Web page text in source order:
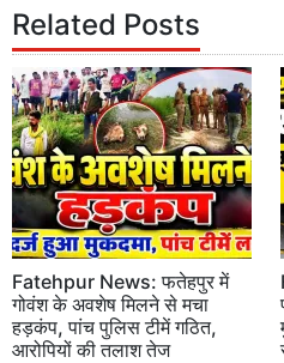
Related Posts
Fatehpur News: फतेहपुर में
गोवंश के अवशेष मिलने से मचा
हड़कंप, पांच पुलिस टीमें गठित,
आरोपियों की तलाश तेज